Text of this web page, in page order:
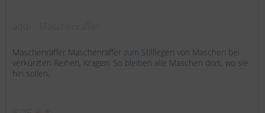
Maschenraffer Maschenraffer zum Stilllegen von Maschen bei
verkürzten Reihen, Kragen. So bleiben alle Maschen dort, wo sie
hin sollen.